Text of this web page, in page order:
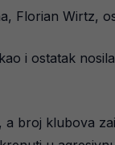
Florian Wirtz,
i ostatak
broj klubova